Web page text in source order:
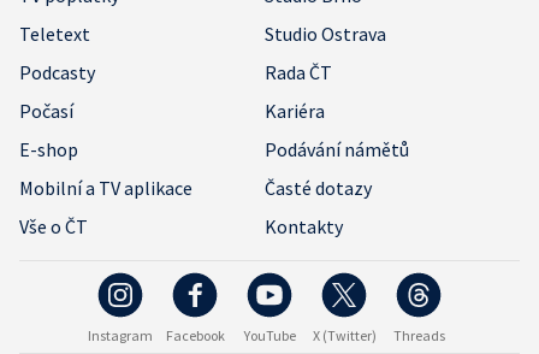
Teletext
Studio Ostrava
Podcasty
Rada ČT
Počasí
Kariéra
E-shop
Podávání námětů
Mobilní a TV aplikace
Časté dotazy
Vše o ČT
Kontakty
Instagram Facebook YouTube X (Twitter) Threads